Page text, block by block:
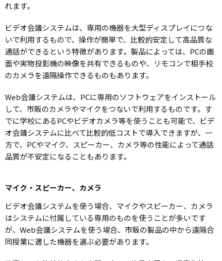
れます。
ビデオ会議システムは、専用の機器を大型ディスプレイにつな
いで利用するもので、操作が簡単で、比較的安定して高品質な
通話ができるという特徴があります。製品によっては、PCの画
面や実物投影機の映像を共有できるものや、リモコンで相手校
のカメラを遠隔操作できるものもあります。
Web会議システムは、PCに専用のソフトウェアをインストール
して、市販のカメラやマイクをつないで利用するものです。す
でに学校にあるPCやビデオカメラ等を使うことも可能で、ビデ
オ会議システムに比べて比較的低コストで導入できますが、一
方で、PCやマイク、スピーカー、カメラ等の性能によって通話
品質が不安定になることもあります。
マイク・スピーカー、カメラ
ビデオ会議システムを使う場合、マイクやスピーカー、カメラ
はシステムに付属している専用のものを使うことが多いです
が、Web会議システムを使う場合、市販の製品の中から遠隔合
同授業に適した機器を選ぶ必要があります。